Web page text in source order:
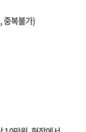
중복불가)